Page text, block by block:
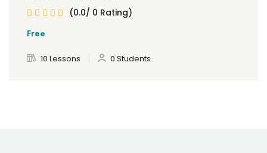
(0.0/ 0 Rating)
Free
10 Lessons 0 Students